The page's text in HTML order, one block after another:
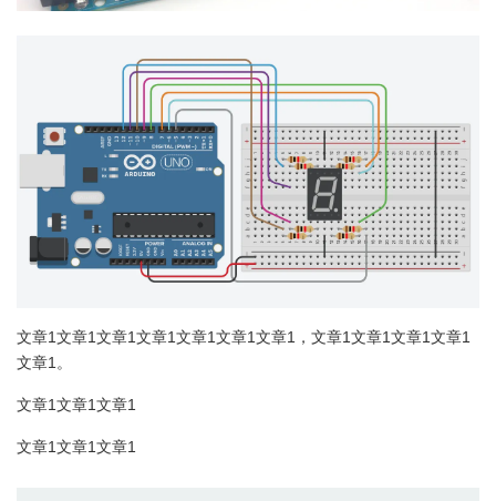
文章1文章1文章1文章1文章1文章1文章1，文章1文章1文章1文章1
文章1。
文章1文章1文章1
文章1文章1文章1